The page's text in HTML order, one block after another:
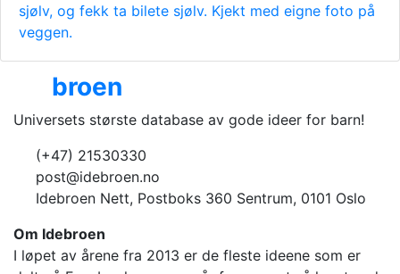
sjølv, og fekk ta bilete sjølv. Kjekt med eigne foto på
veggen.
broen
Universets største database av gode ideer for barn!
(+47) 21530330
post@idebroen.no
Idebroen Nett, Postboks 360 Sentrum, 0101 Oslo
Om Idebroen
I løpet av årene fra 2013 er de fleste ideene som er